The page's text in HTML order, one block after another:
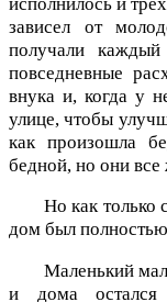
зависел от
получали
повседневные
внука и, когда у
улице, чтобы
как произошла
бедной, но они все
Но как только
дом был
Маленький
и дома остался